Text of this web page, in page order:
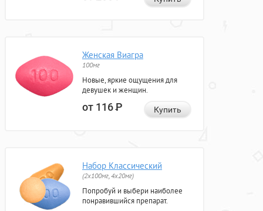
Женская Виагра
100мг
Новые, яркие ощущения для
девушек и женщин.
от 116Р Купить
Набор Классический
(2x100мг, 4x20мг)
Попробуй и выбери наиболее
понравившийся препарат.